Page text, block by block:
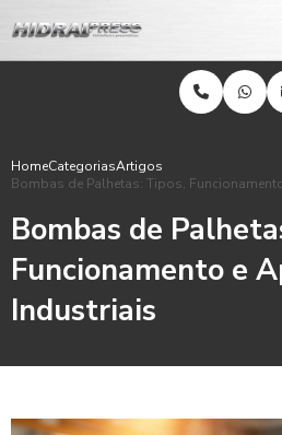
HomeCategoriasArtigos
Bombas de Palhetas: Tipos,
Bombas de
Funcionamento e
Industriais